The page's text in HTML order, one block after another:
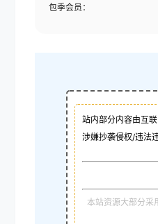
包季会员：
站内部分内容由互
涉嫌抄袭侵权/违法
本站资源大部分